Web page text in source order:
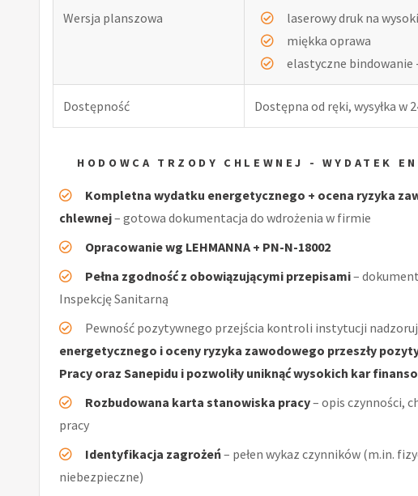
Wersja planszowa laserowy druk na
miękka oprawa
elastyczne
Dostępność Dostępna od ręki, wysyłka w
HODOWCA TRZODY CHLEWNEJ - WYDATEK
Kompletna wydatku energetycznego + ocena ryzyka
chlewnej– gotowa dokumentacja do wdrożenia w firmie
Opracowanie wg LEHMANNA + PN-N-18002
Pełna zgodność z obowiązującymi przepisami–
Inspekcję Sanitarną
Pewność pozytywnego przejścia kontroli instytucji
energetycznego i oceny ryzyka zawodowego przeszły
Pracy oraz Sanepidu i pozwoliły uniknąć wysokich kar
Rozbudowana karta stanowiska pracy– opis czynności,
pracy
Identyfikacja zagrożeń– pełen wykaz czynników (m.in.
niebezpieczne)